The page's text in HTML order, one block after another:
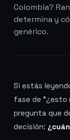
Colombia?
determina y
genérico.
Si estás
fase de "¿esto
pregunta que
decisión: